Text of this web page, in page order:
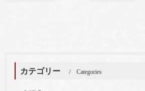
カテゴリー Categories